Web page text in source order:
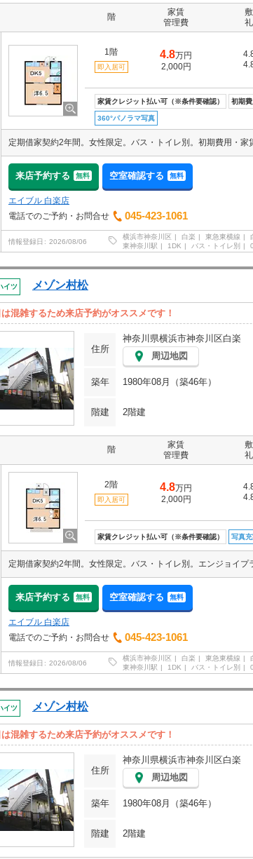
階
家賃
管理費
1階
即入居可
4.8万円
2,000円
家賃クレジット払い可（※条件要確認） 初期
360°パノラマ写真
来店予約する 無料 空室確認する 無料
エイブル 白楽店
電話でのご予約・お問合せ
045-423-1061
情報登録日 2026/08/06
横浜市神奈川区 白楽 東急東横線
東神奈川駅
1DK バス・トイレ別
イツ メゾン村松
混雑するため来店予約がオススメです！
住所
神奈川県横浜市神奈川区白楽
周辺地図
築年 1980年08月（築46年）
階建 2階建
階
家賃
管理費
2階
即入居可
4.8万円
2,000円
家賃クレジット払い可（※条件要確認） 写真
来店予約する 無料 空室確認する 無料
エイブル 白楽店
電話でのご予約・お問合せ
045-423-1061
情報登録日 2026/08/06
横浜市神奈川区 白楽 東急東横線
東神奈川駅
1DK バス・トイレ別
イツ メゾン村松
混雑するため来店予約がオススメです！
住所
神奈川県横浜市神奈川区白楽
周辺地図
築年 1980年08月（築46年）
階建 2階建